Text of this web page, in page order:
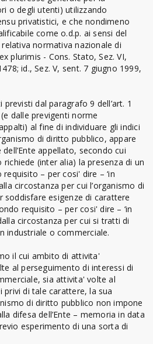
o degli utenti) utilizzando
privatistici, e che nondimeno
come o.d.p. ai sensi del
normativa nazionale di
plurimis - Cons. Stato, Sez. VI,
id., Sez. V, sent. 7 giugno 1999,
dal paragrafo 9 dell’art. 1
dalle previgenti norme
al fine di individuare gli indici
di diritto pubblico, appare
appellato, secondo cui
(inter alia) la presenza di un
– per cosi' dire – ‘in
circostanza per cui l’organismo di
soddisfare esigenze di carattere
requisito – per cosi' dire – ‘in
circostanza per cui si tratti di
industriale o commerciale.
il cui ambito di attivita'
al perseguimento di interessi di
sia attivita' volte al
di tale carattere, la sua
di diritto pubblico non impone
difesa dell’Ente – memoria in data
esperimento di una sorta di